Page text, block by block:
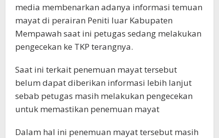
media membenarkan adanya informasi temuan
mayat di perairan Peniti luar Kabupaten
Mempawah saat ini petugas sedang melakukan
pengecekan ke TKP terangnya.
Saat ini terkait penemuan mayat tersebut
belum dapat diberikan informasi lebih lanjut
sebab petugas masih melakukan pengecekan
untuk memastikan penemuan mayat
Dalam hal ini penemuan mayat tersebut masih